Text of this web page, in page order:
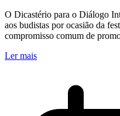
O Dicastério para o Diálogo
aos budistas por ocasião da
compromisso comum de
Ler mais